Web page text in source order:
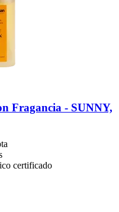
Fragancia -​ SUNNY,
certificado